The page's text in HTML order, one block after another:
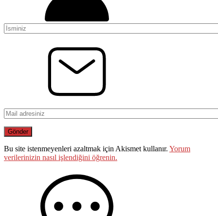
Bu site istenmeyenleri azaltmak için Akismet kullanır. Yorum
verilerinizin nasıl işlendiğini öğrenin.